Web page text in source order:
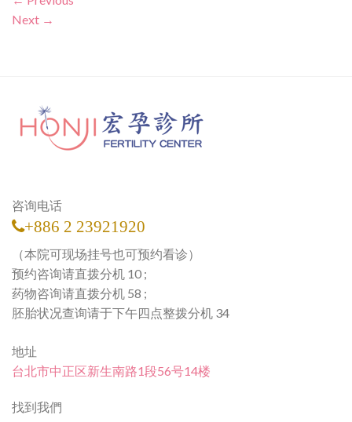
Next →
咨询电话
+886 2 23921920
（本院可现场挂号也可预约看诊）
预约咨询请直拨分机 10 ;
药物咨询请直拨分机 58 ;
胚胎状况查询请于下午四点整拨分机 34
地址
台北市中正区新生南路1段56号14楼
找到我們